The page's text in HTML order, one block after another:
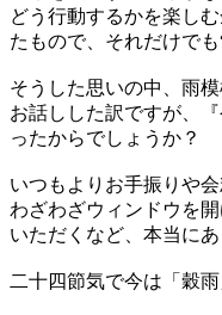
どう行動するかを楽し
たもので、それだけで
そうした思いの中、雨
お話しした訳ですが、
ったからでしょうか？
いつもよりお手振りや
わざわざウィンドウを
いただくなど、本当にあ
二十四節気で今は「穀雨